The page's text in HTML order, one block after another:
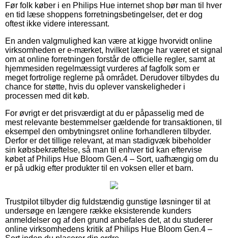
Før folk køber i en Philips Hue internet shop bør man til hver
en tid læse shoppens forretningsbetingelser, det er dog
oftest ikke videre interessant.
En anden valgmulighed kan være at kigge hvorvidt online
virksomheden er e-mærket, hvilket længe har været et signal
om at online forretningen forstår de officielle regler, samt at
hjemmesiden regelmæssigt vurderes af fagfolk som er
meget fortrolige reglerne på området. Derudover tilbydes du
chance for støtte, hvis du oplever vanskeligheder i
processen med dit køb.
For øvrigt er det prisværdigt at du er påpasselig med de
mest relevante bestemmelser gældende for transaktionen, til
eksempel den ombytningsret online forhandleren tilbyder.
Derfor er det tillige relevant, at man stadigvæk bibeholder
sin købsbekræftelse, så man til enhver tid kan eftervise
købet af Philips Hue Bloom Gen.4 – Sort, uafhængig om du
er på udkig efter produkter til en voksen eller et barn.
Trustpilot tilbyder dig fuldstændig gunstige løsninger til at
undersøge en længere række eksisterende kunders
anmeldelser og af den grund anbefales det, at du studerer
online virksomhedens kritik af Philips Hue Bloom Gen.4 –